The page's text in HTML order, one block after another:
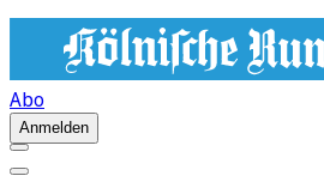
Abo
Anmelden